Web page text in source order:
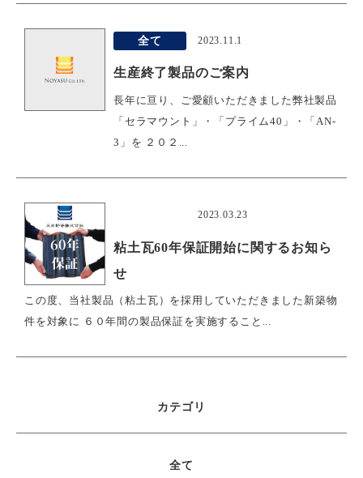
全て 2023.11.1
生産終了製品のご案内
長年に亘り、ご愛顧いただきました弊社製品
「セラマウント」・「プライム40」・「AN-
3」を ２０２...
2023.03.23
粘土瓦60年保証開始に関するお知ら
せ
この度、当社製品（粘土瓦）を採用していただきました新築物
件を対象に ６０年間の製品保証を実施すること...
カテゴリ
全て